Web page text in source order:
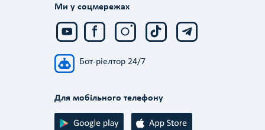
Ми у соцмережах
Бот-ріелтор 24/7
Для мобільного телефону